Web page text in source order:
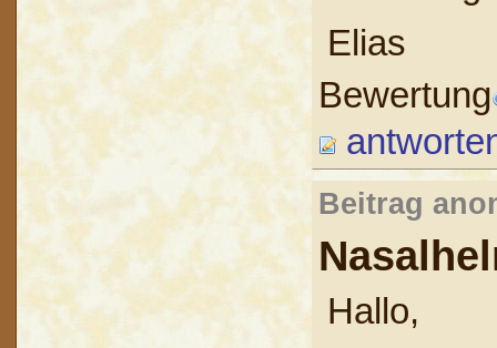
Elias
Bewertung
Beitrag
Hallo,